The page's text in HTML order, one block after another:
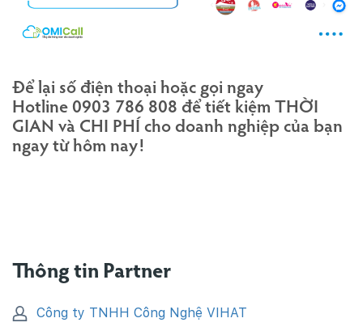
Để lại số điện thoại hoặc gọi ngay
Hotline 0903 786 808 để tiết kiệm THỜI
GIAN và CHI PHÍ cho doanh nghiệp của bạn
ngay từ hôm nay!
Thông tin Partner
Công ty TNHH Công Nghệ VIHAT